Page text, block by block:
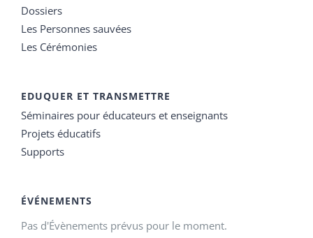
Dossiers
Les Personnes sauvées
Les Cérémonies
EDUQUER ET TRANSMETTRE
Séminaires pour éducateurs et enseignants
Projets éducatifs
Supports
ÉVÉNEMENTS
Pas d'Évènements prévus pour le moment.